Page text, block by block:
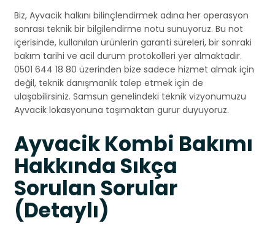
Biz, Ayvacik halkını bilinçlendirmek adına her operasyon
sonrası teknik bir bilgilendirme notu sunuyoruz. Bu not
içerisinde, kullanılan ürünlerin garanti süreleri, bir sonraki
bakım tarihi ve acil durum protokolleri yer almaktadır.
0501 644 18 80 üzerinden bize sadece hizmet almak için
değil, teknik danışmanlık talep etmek için de
ulaşabilirsiniz. Samsun genelindeki teknik vizyonumuzu
Ayvacik lokasyonuna taşımaktan gurur duyuyoruz.
Ayvacik Kombi Bakımı
Hakkında Sıkça
Sorulan Sorular
(Detaylı)